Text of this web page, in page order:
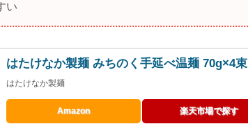
い
はたけなか製麺 みちのく手延べ温麺 70g×4束
はたけなか製麺
Amazon 楽天市場で探す